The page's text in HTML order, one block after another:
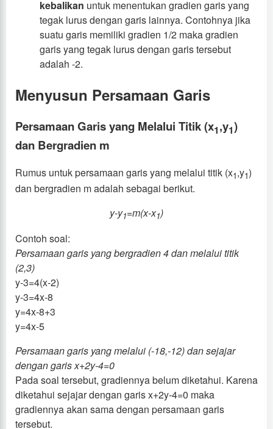
kebalikan untuk menentukan gradien garis yang
tegak lurus dengan garis lainnya. Contohnya jika
suatu garis memiliki gradien 1/2 maka gradien
garis yang tegak lurus dengan garis tersebut
adalah -2.
Menyusun Persamaan Garis
Persamaan Garis yang Melalui Titik (x1,y1)
dan Bergradien m
Rumus untuk persamaan garis yang melalui titik (x1,y1)
dan bergradien m adalah sebagai berikut.
y-y1=m(x-x1)
Contoh soal:
Persamaan garis yang bergradien 4 dan melalui titik
(2,3)
y-3=4(x-2)
y-3=4x-8
y=4x-8+3
y=4x-5
Persamaan garis yang melalui (-18,-12) dan sejajar
dengan garis x+2y-4=0
Pada soal tersebut, gradiennya belum diketahui. Karena
diketahui sejajar dengan garis x+2y-4=0 maka
gradiennya akan sama dengan persamaan garis
tersebut.